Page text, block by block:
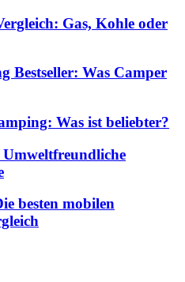
Gas, Kohle oder
Bestseller: Was Camper
Was ist beliebter?
besten mobilen